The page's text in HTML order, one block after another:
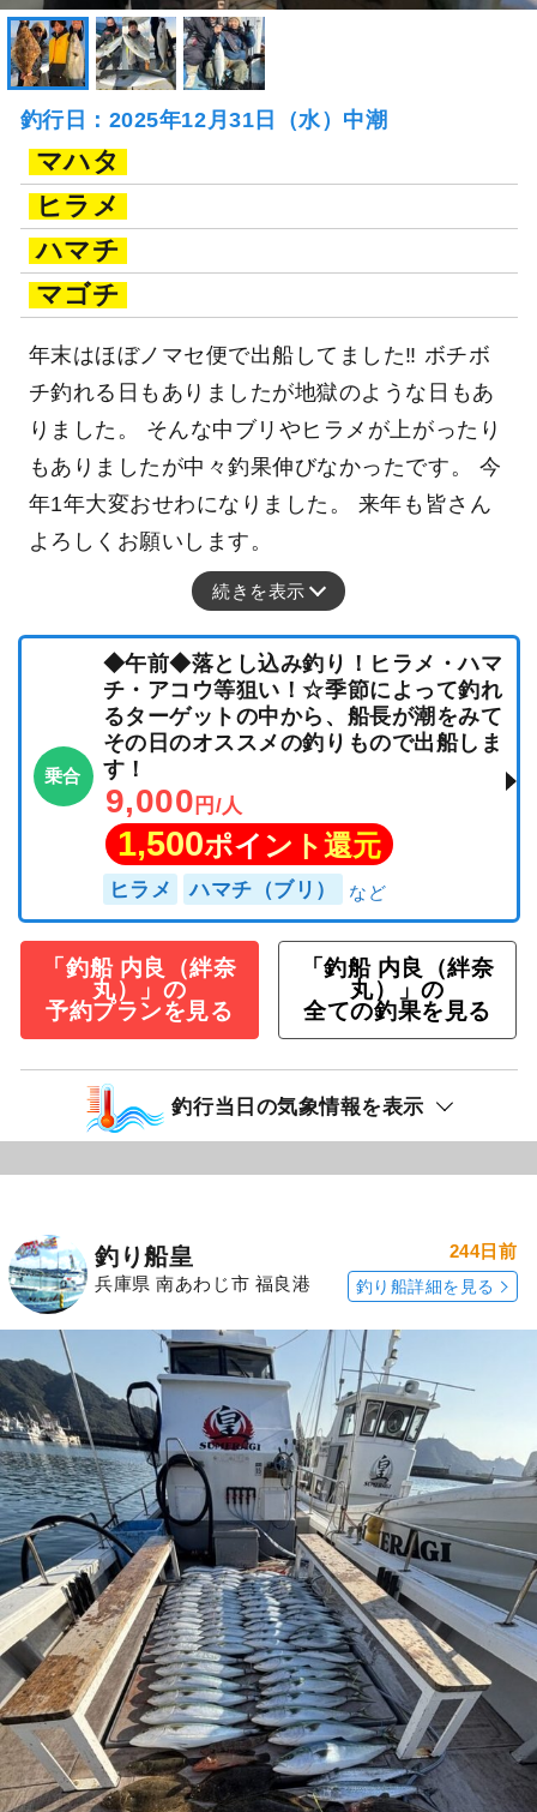
釣行日：2025年12月31日（水）中潮
マハタ
ヒラメ
ハマチ
マゴチ
年末はほぼノマセ便で出船してました‼ ボチボ
チ釣れる日もありましたが地獄のような日もあ
りました。 そんな中ブリやヒラメが上がったり
もありましたが中々釣果伸びなかったです。 今
年1年大変おせわになりました。 来年も皆さん
よろしくお願いします。
続きを表示
乗合
◆午前◆落とし込み釣り！ヒラメ・ハマ
チ・アコウ等狙い！☆季節によって釣れ
るターゲットの中から、船長が潮をみて
その日のオススメの釣りもので出船しま
す！
9,000 円/人
1,500ポイント還元
ヒラメ ハマチ（ブリ）
「釣船 内良（絆奈
丸）」の
予約プランを見る
「釣船 内良（絆奈
丸）」の
全ての釣果を見る
釣行当日の気象情報を表示
釣り船皇
兵庫県 南あわじ市 福良港
244日前
釣り船詳細を見る